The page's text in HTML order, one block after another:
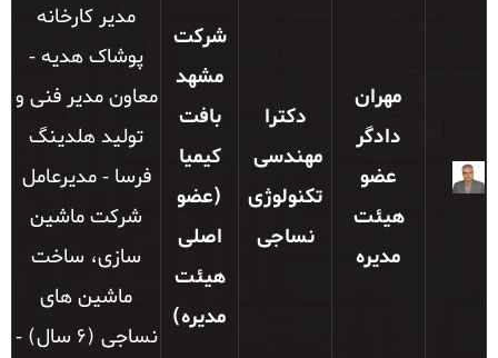
مهران
دادگر
عضو
هیئت
مدیره
دکترا
مهندسی
تکنولوژی
نساجی
شرکت
مشهد
بافت
کیمیا
(عضو
اصلی
هیئت
مدیره)
مدیر کارخانه
پوشاک هدیه -
معاون مدیر فنی و
تولید هلدینگ
فرسا - مدیرعامل
شرکت ماشین
سازی، ساخت
ماشین های
نساجی (6 سال) -